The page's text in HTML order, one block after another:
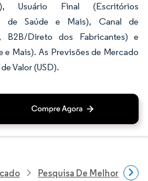
Usuário Final (Escritórios
de Saúde e Mais), Canal de
B2B/Direto dos Fabricantes) e
Mais). As Previsões de Mercado
Valor (USD).
Pesquisa De Melhorias